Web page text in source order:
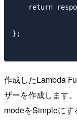
return
};
作成したLambda
ザーを作成します
modeをSimpleにす